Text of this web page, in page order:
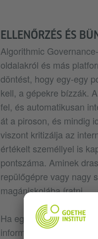
ELLENŐRZÉS ÉS
Algorithmic
oldalakról és más
döntést, hogy egy-egy
kell, a gépekre bízzák.
fel, és automatikusan
át a piroson, és mindig
viszont kritizálja az
értékelt személlyel is
pontszáma. Aminek
repülőgépre vagy nagy
magániskolába íratni.
Ha egy országban
információt, hogy aztán